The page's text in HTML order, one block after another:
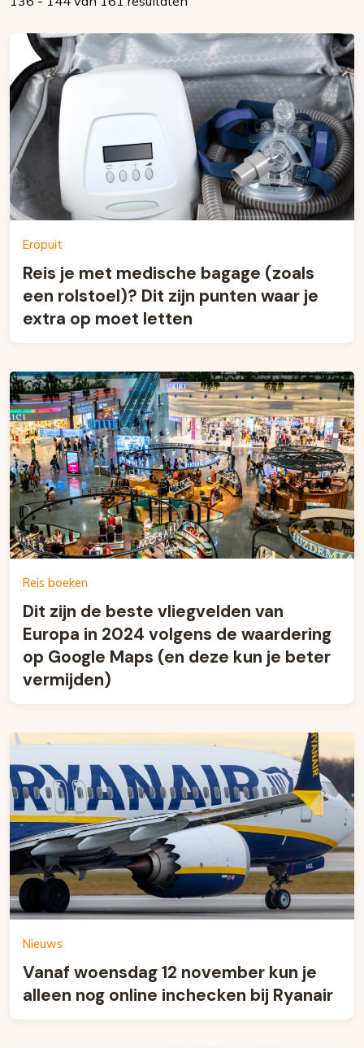
Eropuit
Reis je met medische bagage (zoals
een rolstoel)? Dit zijn punten waar je
extra op moet letten
Reis boeken
Dit zijn de beste vliegvelden van
Europa in 2024 volgens de waardering
op Google Maps (en deze kun je beter
vermijden)
Nieuws
Vanaf woensdag 12 november kun je
alleen nog online inchecken bij Ryanair